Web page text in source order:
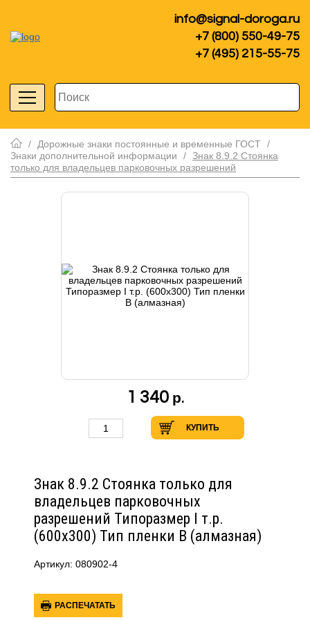
info@signal-doroga.ru
+7 (800) 550-49-75
+7 (495) 215-55-75
/ Дорожные знаки постоянные и временные ГОСТ /
Знаки дополнительной информации
/ Знак 8.9.2 Стоянка
только для владельцев парковочных разрешений
Знак 8.9.2 Стоянка только для
владельцев парковочных
разрешений Типоразмер I т.р.
(600х300) Тип пленки В (алмазная)
Артикул: 080902-4
РАСПЕЧАТАТЬ
1 340 р.
КУПИТЬ